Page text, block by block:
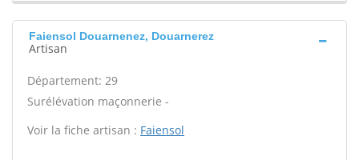
Faiensol Douarnenez, Douarnerez
Artisan
Département: 29
Surélévation maçonnerie -
Voir la fiche artisan : Faiensol